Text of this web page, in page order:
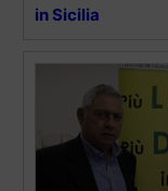
in Sicilia